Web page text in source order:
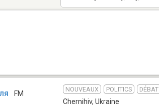
FM
NOUVEAUX POLITICS DÉBAT
Chernihiv, Ukraine